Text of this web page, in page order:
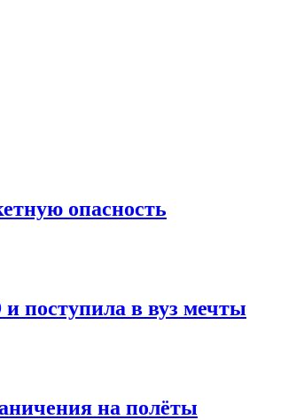
опасность
поступила в вуз мечты
на полёты